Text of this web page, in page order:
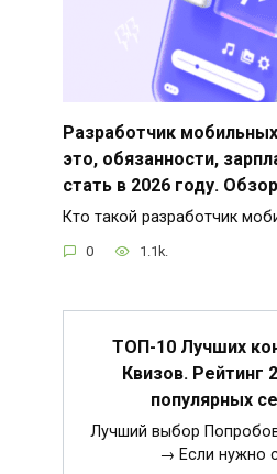
Разработчик
это, обязанности,
стать в 2026 году.
Кто такой разработчик
0 1.1k.
ТОП-10 Лучших
Квизов. Рейтинг
популярных
Лучший выбор
→ Если нужно